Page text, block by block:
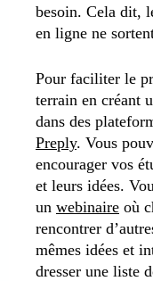
besoin. Cela dit,
en ligne ne
Pour faciliter le
terrain en créant
dans des
Preply. Vous
encourager vos
et leurs idées.
un webinaire où
rencontrer
mêmes idées et
dresser une liste